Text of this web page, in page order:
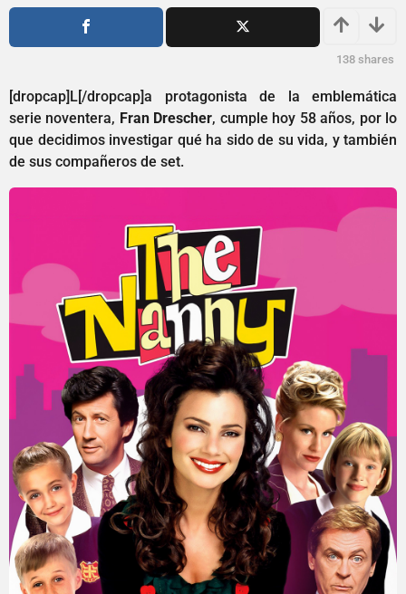
ñ
g
o
o
138 shares
[dropcap]L[/dropcap]a protagonista de la emblemática
serie noventera, Fran Drescher, cumple hoy 58 años, por lo
que decidimos investigar qué ha sido de su vida, y también
de sus compañeros de set.